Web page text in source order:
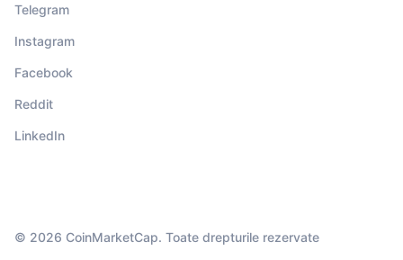
Telegram
Instagram
Facebook
Reddit
LinkedIn
© 2026 CoinMarketCap. Toate drepturile rezervate